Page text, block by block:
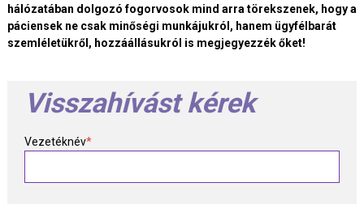
hálózatában dolgozó fogorvosok mind arra törekszenek, hogy a
páciensek ne csak minőségi munkájukról, hanem ügyfélbarát
szemléletükről, hozzáállásukról is megjegyezzék őket!
Visszahívást kérek
Vezetéknév*